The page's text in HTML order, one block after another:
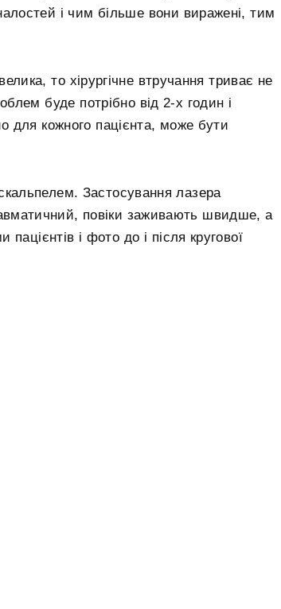
і чим більше вони виражені, тим
то хірургічне втручання триває не
буде потрібно від 2-х годин і
для кожного пацієнта, може бути
Застосування лазера
повіки заживають швидше, а
пацієнтів і фото до і після кругової